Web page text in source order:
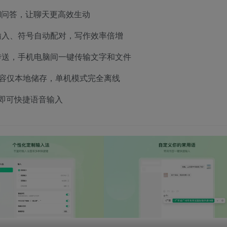
答，让聊天更高效生动
、符号自动配对，写作效率倍增
，手机电脑间一键传输文字和文件
仅本地储存，单机模式完全离线
可快捷语音输入